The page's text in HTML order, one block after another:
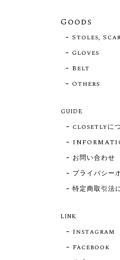
Goods
Stoles,
Gloves
Belt
Others
GUIDE
closetlyにつ
お問い合わせ
プライバシー
特定商取引法
LINK
Instagram
Facebook